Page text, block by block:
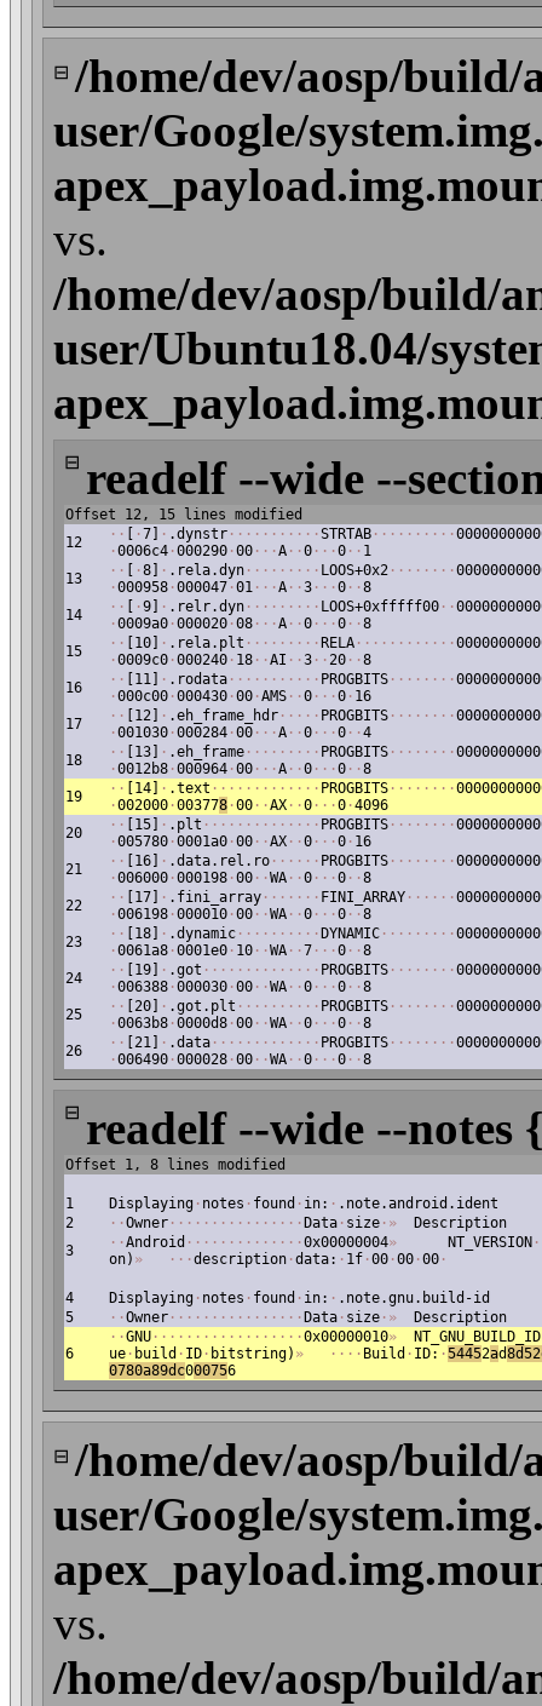
⊟ /home/dev/aosp/
user/Google/
vs.
/home/dev/aosp/build/
user/Ubuntu18.04/
⊟ readelf --wide --
Offset 12, 15 lines modified
12
· · ·7] · .dynstr · · · · · · · · · · ·STRTAB · · · · · · · · · ·
·0006c4 ·000290 ·00 · · ·A · ·0 · · ·0 · · 1
13
· · ·8] · .rela.dyn · · · · · · · · · LOOS+0x2 · · · · · · · ·
·000958 ·000047 ·01 · · ·A · ·3 · · ·0 · ·8
14
· · ·9] · .relr.dyn · · · · · · · · · LOOS+0xfffff00 · ·
·0009a0 ·000020 ·08 · · ·A · ·0 · · ·0 · ·8
15
· · [10] · .rela.plt · · · · · · · · · RELA · · · · · · · · · · · ·
·0009c0 ·000240 · 18 · ·AI · ·3 · ·20 · ·8
16
· · [11] · .rodata · · · · · · · · · · · PROGBITS · · · · · · · ·
·000c00 ·000430 ·00 ·AMS · ·0 · · ·0 · 16
17
· · [12] · .eh_frame_hdr · · · · · PROGBITS · · · · · · · ·
·001030 ·000284 ·00 · · ·A · ·0 · · ·0 · ·4
18
· · [13] · .eh_frame · · · · · · · · · PROGBITS · · · · · · · ·
·0012b8 ·000964 ·00 · · ·A · ·0 · · ·0 · ·8
19
· · [14] · .text · · · · · · · · · · · · · PROGBITS · · · · · · · ·
·002000 ·003778 ·00 · ·AX · ·0 · · ·0 ·4096
20
· · [15] · .plt · · · · · · · · · · · · · · PROGBITS · · · · · · · ·
·005780 ·0001a0 ·00 · ·AX · ·0 · · ·0 · 16
21
· · [16] · .data.rel.ro · · · · · · PROGBITS · · · · · · · ·
·006000 ·000198 ·00 · ·WA · ·0 · · ·0 · ·8
22
· · [17] · .fini_array · · · · · · · FINI_ARRAY · · · · · ·
·006198 ·000010 ·00 · ·WA · ·0 · · ·0 · ·8
23
· · [18] · .dynamic · · · · · · · · · · DYNAMIC · · · · · · · · ·
·0061a8 ·0001e0 · 10 · ·WA · ·7 · · ·0 · ·8
24
· · [19] · .got · · · · · · · · · · · · · · PROGBITS · · · · · · · ·
·006388 ·000030 ·00 · ·WA · ·0 · · ·0 · ·8
25
· · [20] · .got.plt · · · · · · · · · · PROGBITS · · · · · · · ·
·0063b8 ·0000d8 ·00 · ·WA · ·0 · · ·0 · ·8
26
· · [21] · .data · · · · · · · · · · · · · PROGBITS · · · · · · · ·
·006490 ·000028 ·00 · ·WA · ·0 · · ·0 · ·8
⊟ readelf --wide --notes
Offset 1, 8 lines modified
1 Displaying · notes · found · in: · .note.android.ident
2
· ·Owner · · · · · · · · · · · · · · · · Data · size · » Description
3
· ·Android · · · · · · · · · · · · · ·0x00000004» NT_VERSION ·
on) » · · ·description ·data: · 1f ·00 ·00 ·00 ·
4 Displaying · notes · found · in: · .note.gnu.build-id
5
· ·Owner · · · · · · · · · · · · · · · · Data · size · » Description
6
· ·GNU · · · · · · · · · · · · · · · · · ·0x00000010» NT_GNU_BUILD_ID
ue · build · ID · bitstring) » · · · · Build · ID: ·54452ad
0780a89dc000756
⊟ /home/dev/aosp/
user/Google/
vs.
/home/dev/aosp/build/